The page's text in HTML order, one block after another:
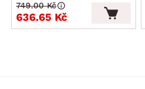
636.65 Kč
749.00 Kč